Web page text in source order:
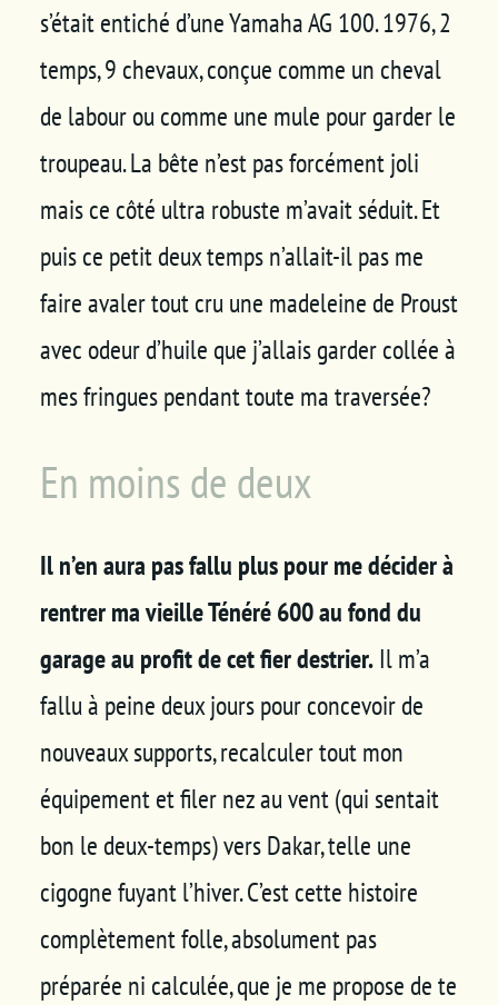
s’était entiché d’une Yamaha AG 100. 1976, 2
temps, 9 chevaux, conçue comme un cheval
de labour ou comme une mule pour garder le
troupeau. La bête n’est pas forcément joli
mais ce côté ultra robuste m’avait séduit. Et
puis ce petit deux temps n’allait-il pas me
faire avaler tout cru une madeleine de Proust
avec odeur d’huile que j’allais garder collée à
mes fringues pendant toute ma traversée?
En moins de deux
Il n’en aura pas fallu plus pour me décider à
rentrer ma vieille Ténéré 600 au fond du
garage au profit de cet fier destrier.Il m’a
fallu à peine deux jours pour concevoir de
nouveaux supports, recalculer tout mon
équipement et filer nez au vent (qui sentait
bon le deux-temps) vers Dakar, telle une
cigogne fuyant l’hiver. C’est cette histoire
complètement folle, absolument pas
préparée ni calculée, que je me propose de te